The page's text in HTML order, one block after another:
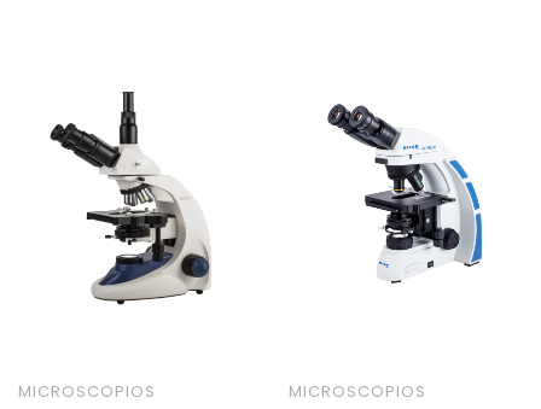
MICROSCOPIOS MICROSCOPIOS